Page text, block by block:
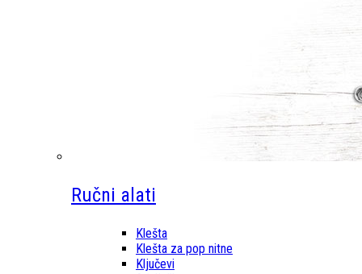
Ručni alati
Klešta
Klešta za pop nitne
Ključevi